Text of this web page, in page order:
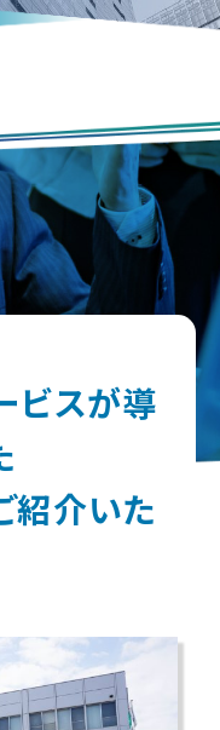
ビスが導
紹介いた